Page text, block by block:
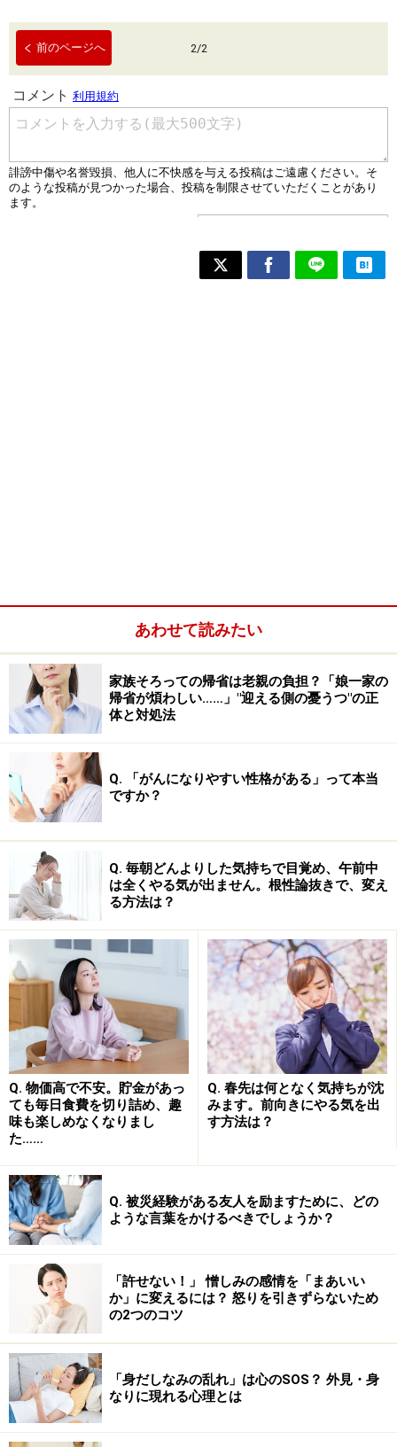
前のページへ 2/2
あわせて読みたい
家族そろっての帰省は老親の負担？「娘一家の
帰省が煩わしい……」"迎える側の憂うつ"の正
体と対処法
Q. 「がんになりやすい性格がある」って本当
ですか？
Q. 毎朝どんよりした気持ちで目覚め、午前中
は全くやる気が出ません。根性論抜きで、変え
る方法は？
Q. 物価高で不安。貯金があっ
ても毎日食費を切り詰め、趣
味も楽しめなくなりまし
た……
Q. 春先は何となく気持ちが沈
みます。前向きにやる気を出
す方法は？
Q. 被災経験がある友人を励ますために、どの
ような言葉をかけるべきでしょうか？
「許せない！」 憎しみの感情を「まあいい
か」に変えるには？ 怒りを引きずらないため
の2つのコツ
「身だしなみの乱れ」は心のSOS？ 外見・身
なりに現れる心理とは